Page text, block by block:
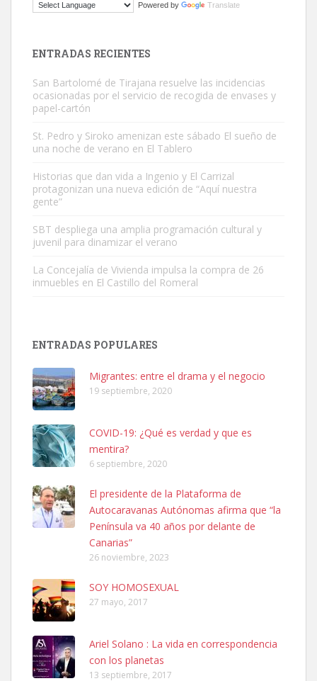
El ayuntamiento se va a llevar a Los Gatos callejeros de la zona los
Este gato macho ha aparecido en la calle hace menos de un mes,
es muy manso y extremadamente cari...
Leales.org » Gran Canaria
Leales.org » Gran Canaria
SHIBA PERDIDO AVDA JOSE MESA Y LOPEZ
PERRO MACHO RAZA SHIBA CON MICROCHIP PERDIDO HOY
06/07/2025 ZONA MESA Y LOPEZ. ES MUY ASUSTADIZO
Leales.org » Gran Canaria
6.7.2025
Ninfa perdida
El día 5 se los perdió una ninfa papillera, asustada tiene miedo a la
Powered by Translate
ENTRADAS RECIENTES
San Bartolomé de Tirajana resuelve las incidencias
ocasionadas por el servicio de recogida de envases y
papel-cartón
St. Pedro y Siroko amenizan este sábado El sueño de
una noche de verano en El Tablero
Historias que dan vida a Ingenio y El Carrizal
protagonizan una nueva edición de “Aquí nuestra
gente”
SBT despliega una amplia programación cultural y
juvenil para dinamizar el verano
La Concejalía de Vivienda impulsa la compra de 26
inmuebles en El Castillo del Romeral
ENTRADAS POPULARES
Migrantes: entre el drama y el negocio
19 septiembre, 2020
COVID-19: ¿Qué es verdad y que es
mentira?
6 septiembre, 2020
El presidente de la Plataforma de
Autocaravanas Autónomas afirma que “la
Península va 40 años por delante de
Canarias”
26 noviembre, 2023
SOY HOMOSEXUAL
27 mayo, 2017
Ariel Solano : La vida en correspondencia
con los planetas
13 septiembre, 2017